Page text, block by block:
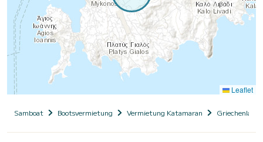
Leaflet
Samboat Bootsvermietung Vermietung Katamaran Griechenland